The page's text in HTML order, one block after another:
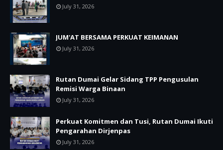
July 31, 2026
JUM'AT BERSAMA PERKUAT KEIMANAN
July 31, 2026
Rutan Dumai Gelar Sidang TPP Pengusulan
Remisi Warga Binaan
July 31, 2026
Perkuat Komitmen dan Tusi, Rutan Dumai Ikuti
Pengarahan Dirjenpas
July 31, 2026